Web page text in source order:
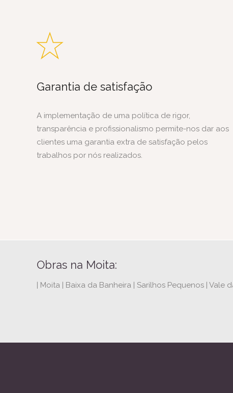
Garantia de satisfação
A implementação de uma política de rigor,
transparência e profissionalismo permite-nos dar aos
clientes uma garantia extra de satisfação pelos
trabalhos por nós realizados.
Obras na Moita:
| Moita | Baixa da Banheira | Sarilhos Pequenos | Vale